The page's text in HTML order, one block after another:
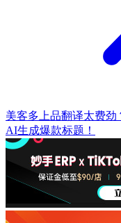
美客多上品翻译太费劲
AI生成爆款标题！